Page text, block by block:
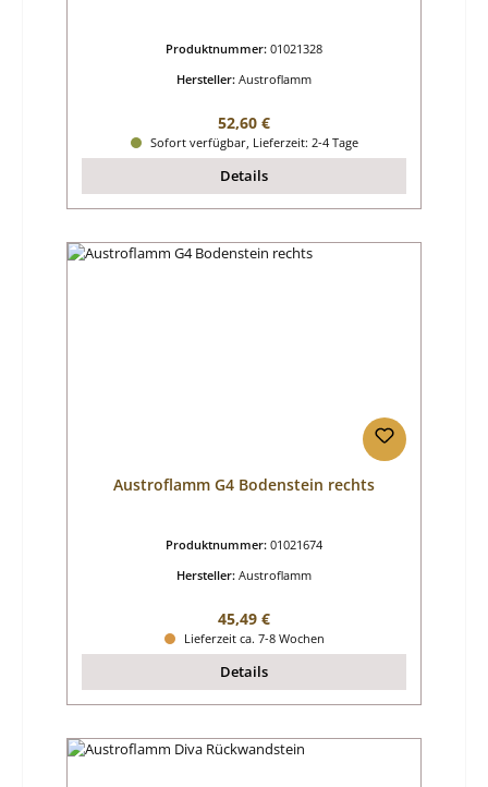
Produktnummer: 01021328
Hersteller: Austroflamm
Regulärer Preis:
52,60 €
Sofort verfügbar, Lieferzeit: 2-4 Tage
Details
Austroflamm G4 Bodenstein rechts
Produktnummer: 01021674
Hersteller: Austroflamm
Regulärer Preis:
45,49 €
Lieferzeit ca. 7-8 Wochen
Details